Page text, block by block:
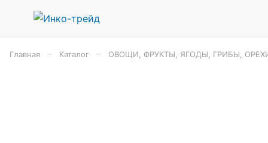
Главная Каталог ОВОЩИ, ФРУКТЫ, ЯГОДЫ, ГРИБЫ,